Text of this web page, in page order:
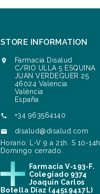
STORE INFORMATION

Farmacia Disalud
C/RIO ULLA 5 ESQUINA
JUAN VERDEGUER 25
46024 Valencia
València
España
 +34 963564140

disalud@disalud.com
Horario: L-V 9 a 21h. S 10-14h.
Domingo cerrado.
Farmacia V-193-F.
Colegiado 9374
Joaquín Carlos
Botella Díaz (44519417L)